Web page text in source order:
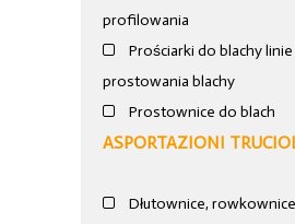
profilowania
Prościarki do blachy
prostowania blachy
Prostownice do blach
ASPORTAZIONI
Dłutownice, rowkownice